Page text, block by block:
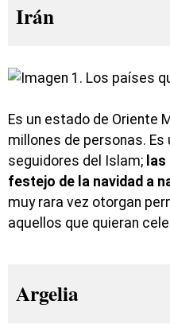
Irán
Es un estado de Oriente
millones de personas.
seguidores del Islam;
festejo de la navidad a
muy rara vez otorgan
aquellos que quieran
Argelia